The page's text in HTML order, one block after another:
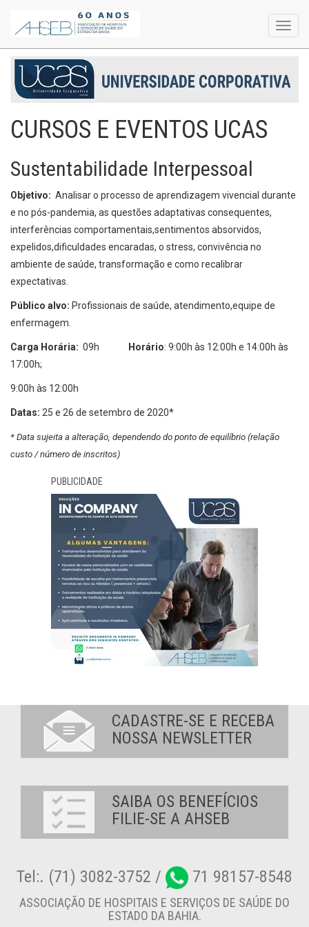
CURSOS E EVENTOS UCAS
Sustentabilidade Interpessoal
Objetivo: Analisar o processo de aprendizagem vivencial durante
e no pós-pandemia, as questões adaptativas consequentes,
interferências comportamentais,sentimentos absorvidos,
expelidos,dificuldades encaradas, o stress, convivência no
ambiente de saúde, transformação e como recalibrar
expectativas.
Público alvo: Profissionais de saúde, atendimento,equipe de
enfermagem.
Carga Horária: 09h Horário: 9:00h às 12:00h e 14:00h às
17:00h;
9:00h às 12:00h
Datas: 25 e 26 de setembro de 2020*
* Data sujeita a alteração, dependendo do ponto de equilíbrio (relação
custo / número de inscritos)
PUBLICIDADE
CADASTRE-SE E RECEBA
NOSSA NEWSLETTER
SAIBA OS BENEFÍCIOS
FILIE-SE A AHSEB
Tel:. (71) 3082-3752 / 71 98157-8548
ASSOCIAÇÃO DE HOSPITAIS E SERVIÇOS DE SAÚDE DO
ESTADO DA BAHIA.